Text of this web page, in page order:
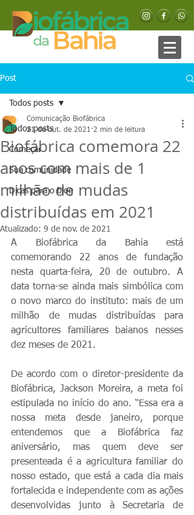
Post
Todos posts
Começar
Sua comunidade
Dicas para o blog
Todos posts
Biofábrica comemora 22
anos com mais de 1
milhão de mudas
distribuídas em 2021
Comunicação Biofábrica
21 de out. de 2021 2 min de leitura
Atualizado: 9 de nov. de 2021
A Biofábrica da Bahia está
comemorando 22 anos de fundação
nesta quarta-feira, 20 de outubro. A
data torna-se ainda mais simbólica com
o novo marco do instituto: mais de um
milhão de mudas distribuídas para
agricultores familiares baianos nesses
dez meses de 2021.
De acordo com o diretor-presidente da
Biofábrica, Jackson Moreira, a meta foi
estipulada no início do ano. “Essa era a
nossa meta desde janeiro, porque
entendemos que a Biofábrica faz
aniversário, mas quem deve ser
presenteada é a agricultura familiar do
nosso estado, que está a cada dia mais
fortalecida e independente com as ações
desenvolvidas junto à Secretaria de